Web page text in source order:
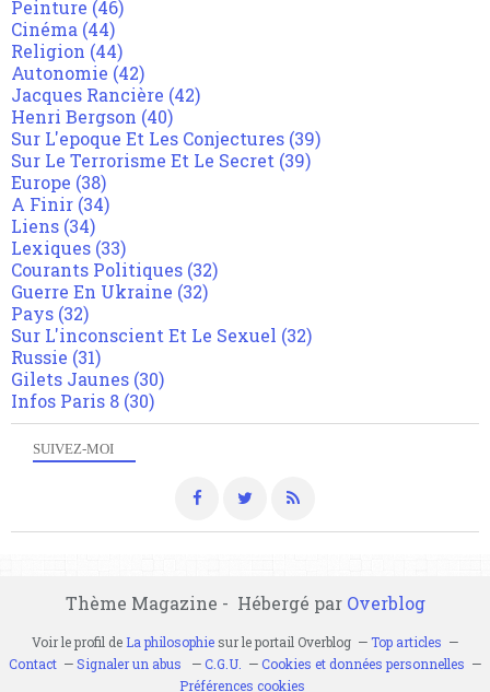
SUIVEZ-MOI
Peinture (46)
Cinéma (44)
Religion (44)
Autonomie (42)
Jacques Rancière (42)
Henri Bergson (40)
Sur L'epoque Et Les Conjectures (39)
Sur Le Terrorisme Et Le Secret (39)
Europe (38)
A Finir (34)
Liens (34)
Lexiques (33)
Courants Politiques (32)
Guerre En Ukraine (32)
Pays (32)
Sur L'inconscient Et Le Sexuel (32)
Russie (31)
Gilets Jaunes (30)
Infos Paris 8 (30)
Thème Magazine - Hébergé par Overblog
Voir le profil de La philosophiesur le portail Overblog
Top articles
Contact
Signaler un abus C.G.U.
Cookies et données personnelles
Préférences cookies